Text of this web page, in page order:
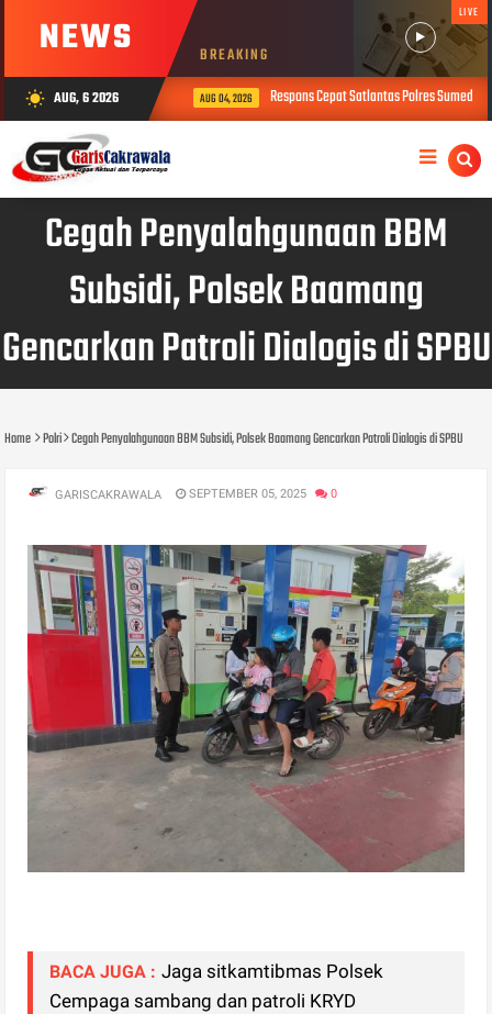
NEWS BREAKING
LIVE
wb_sunny AUG, 6 2026 AUG 04, 2026 Respons Cepat Satlantas Polres
Cegah Penyalahgunaan BBM
Subsidi, Polsek Baamang
Gencarkan Patroli Dialogis di SPBU
Home Polri Cegah Penyalahgunaan BBM Subsidi, Polsek Baamang Gencarkan Patroli Dialogis di SPBU
GARISCAKRAWALA SEPTEMBER 05, 2025 0
BACA JUGA : Jaga sitkamtibmas Polsek
Cempaga sambang dan patroli KRYD